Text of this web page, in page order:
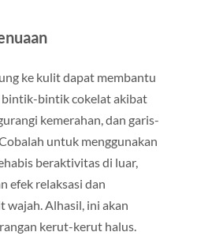
ke kulit dapat membantu
bintik-bintik cokelat akibat
kemerahan, dan garis-
untuk menggunakan
beraktivitas di luar,
efek relaksasi dan
wajah. Alhasil, ini akan
kerut-kerut halus.